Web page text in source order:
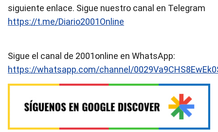
siguiente enlace. Sigue nuestro canal en Telegram
https://t.me/Diario2001Online
Sigue el canal de 2001online en WhatsApp:
https://whatsapp.com/channel/